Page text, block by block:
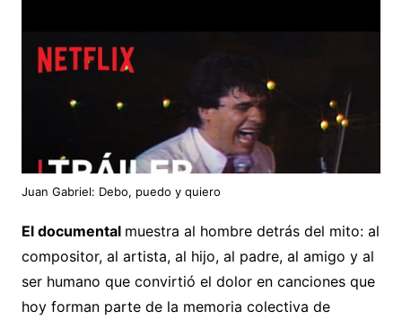
Juan Gabriel: Debo, puedo y quiero
El documental muestra al hombre detrás del mito: al
compositor, al artista, al hijo, al padre, al amigo y al
ser humano que convirtió el dolor en canciones que
hoy forman parte de la memoria colectiva de